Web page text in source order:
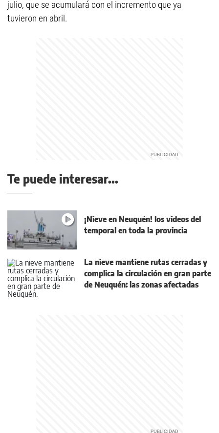
julio, que se acumulará con el incremento que ya
tuvieron en abril.
Te puede interesar...
¡Nieve en Neuquén! los videos del
temporal en toda la provincia
La nieve mantiene rutas cerradas y
complica la circulación en gran parte
de Neuquén: las zonas afectadas